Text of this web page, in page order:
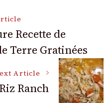
Recette de
Terre Gratinées
Article
Ranch